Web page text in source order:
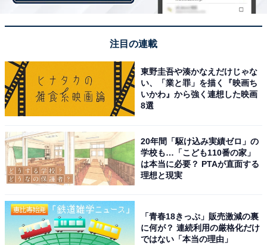
スの竿やリールが欲しいが、2ランクくらい下の物しか
若干嫌がっていることも困っています」と答えてくれま
した。趣味まで物価上昇の影響が出ているようです。
手取り20万円の30歳女性、舞台観劇に月25万円
使うことも……毎月“自転車操業”で今後の生活
に不安
注目の連載
東野圭吾や湊かなえだけじゃな
い、「業と罪」を描く『映画ち
いかわ』から強く連想した映画
8選
20年間「駆け込み実績ゼロ」の
学校も…「こども110番の家」
は本当に必要？ PTAが直面する
理想と現実
「青春18きっぷ」販売激減の裏
に何が？ 連続利用の厳格化だけ
ではない「本当の理由」